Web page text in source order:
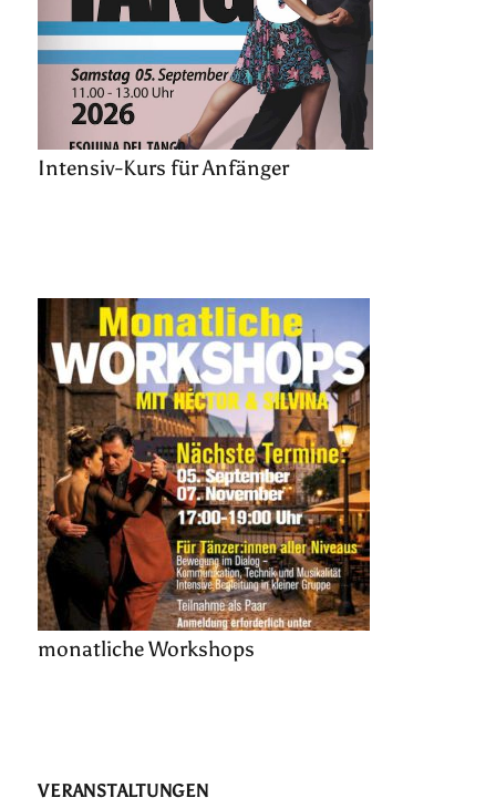
Intensiv-Kurs für Anfänger
monatliche Workshops
VERANSTALTUNGEN